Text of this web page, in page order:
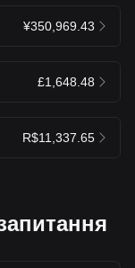
¥350,969.43
£1,648.48
R$11,337.65